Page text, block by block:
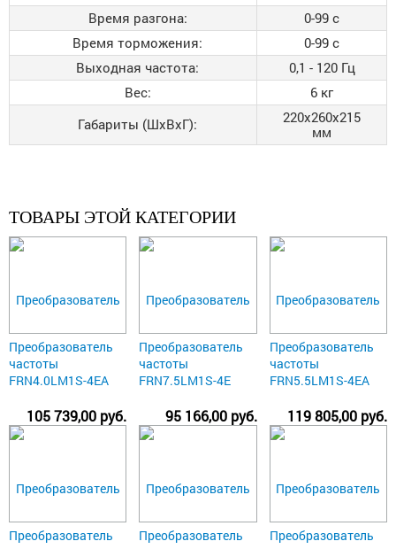
Время разгона:
0-99 с
Время торможения:
0-99 с
Выходная частота:
0,1 - 120 Гц
Вес:
6 кг
Габариты (ШхВхГ):
220x260x215
мм
ТОВАРЫ ЭТОЙ КАТЕГОРИИ
Преобразователь
частоты
FRN4.0LM1S-4EA
105 739,00 руб.
Преобразователь
частоты
FRN7.5LM1S-4E
95 166,00 руб.
Преобразователь
частоты
FRN5.5LM1S-4EA
119 805,00 руб.
Преобразователь
Преобразователь
Преобразователь